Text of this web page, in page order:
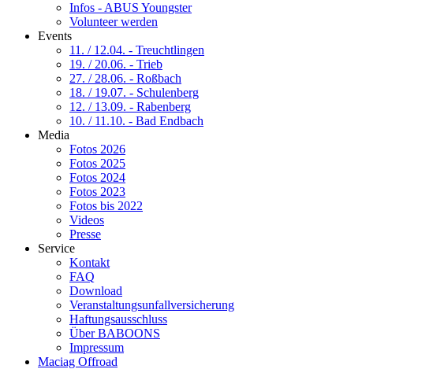
Infos - ABUS Youngster
Volunteer werden
Events
11. / 12.04. - Treuchtlingen
19. / 20.06. - Trieb
27. / 28.06. - Roßbach
18. / 19.07. - Schulenberg
12. / 13.09. - Rabenberg
10. / 11.10. - Bad Endbach
Media
Fotos 2026
Fotos 2025
Fotos 2024
Fotos 2023
Fotos bis 2022
Videos
Presse
Service
Kontakt
FAQ
Download
Veranstaltungsunfallversicherung
Haftungsausschluss
Über BABOONS
Impressum
Maciag Offroad